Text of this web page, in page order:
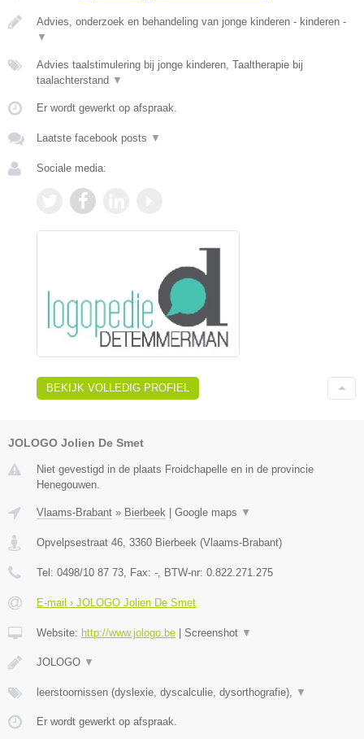
Advies, onderzoek en behandeling van jonge kinderen - kinderen -
▼
Advies taalstimulering bij jonge kinderen, Taaltherapie bij
taalachterstand ▼
Er wordt gewerkt op afspraak.
Laatste facebook posts ▼
Sociale media:
BEKIJK VOLLEDIG PROFIEL
JOLOGO Jolien De Smet
Niet gevestigd in de plaats Froidchapelle en in de provincie
Henegouwen.
Vlaams-Brabant » Bierbeek Google maps ▼
Opvelpsestraat 46 3360 Bierbeek (Vlaams-Brabant)
Tel: 0498/10 87 73 , Fax: - , BTW-nr: 0.822.271.275
E-mail › JOLOGO Jolien De Smet
Website: http://www.jologo.be Screenshot ▼
JOLOGO ▼
leerstoornissen (dyslexie, dyscalculie, dysorthografie), ▼
Er wordt gewerkt op afspraak.